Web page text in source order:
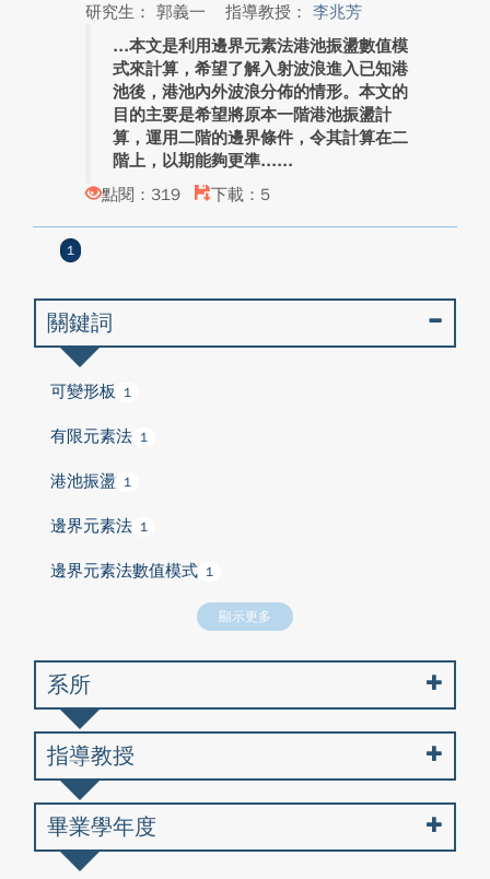
研究生： 郭義一
指導教授： 李兆芳
本文是利用邊界元素法港池振盪數值模
式來計算，希望了解入射波浪進入已知港
池後，港池內外波浪分佈的情形。本文的
目的主要是希望將原本一階港池振盪計
算，運用二階的邊界條件，令其計算在二
階上，以期能夠更準...
點閱：319
下載：5
1
關鍵詞
可變形板 1
有限元素法 1
港池振盪 1
邊界元素法 1
邊界元素法數值模式 1
顯示更多
系所
指導教授
畢業學年度